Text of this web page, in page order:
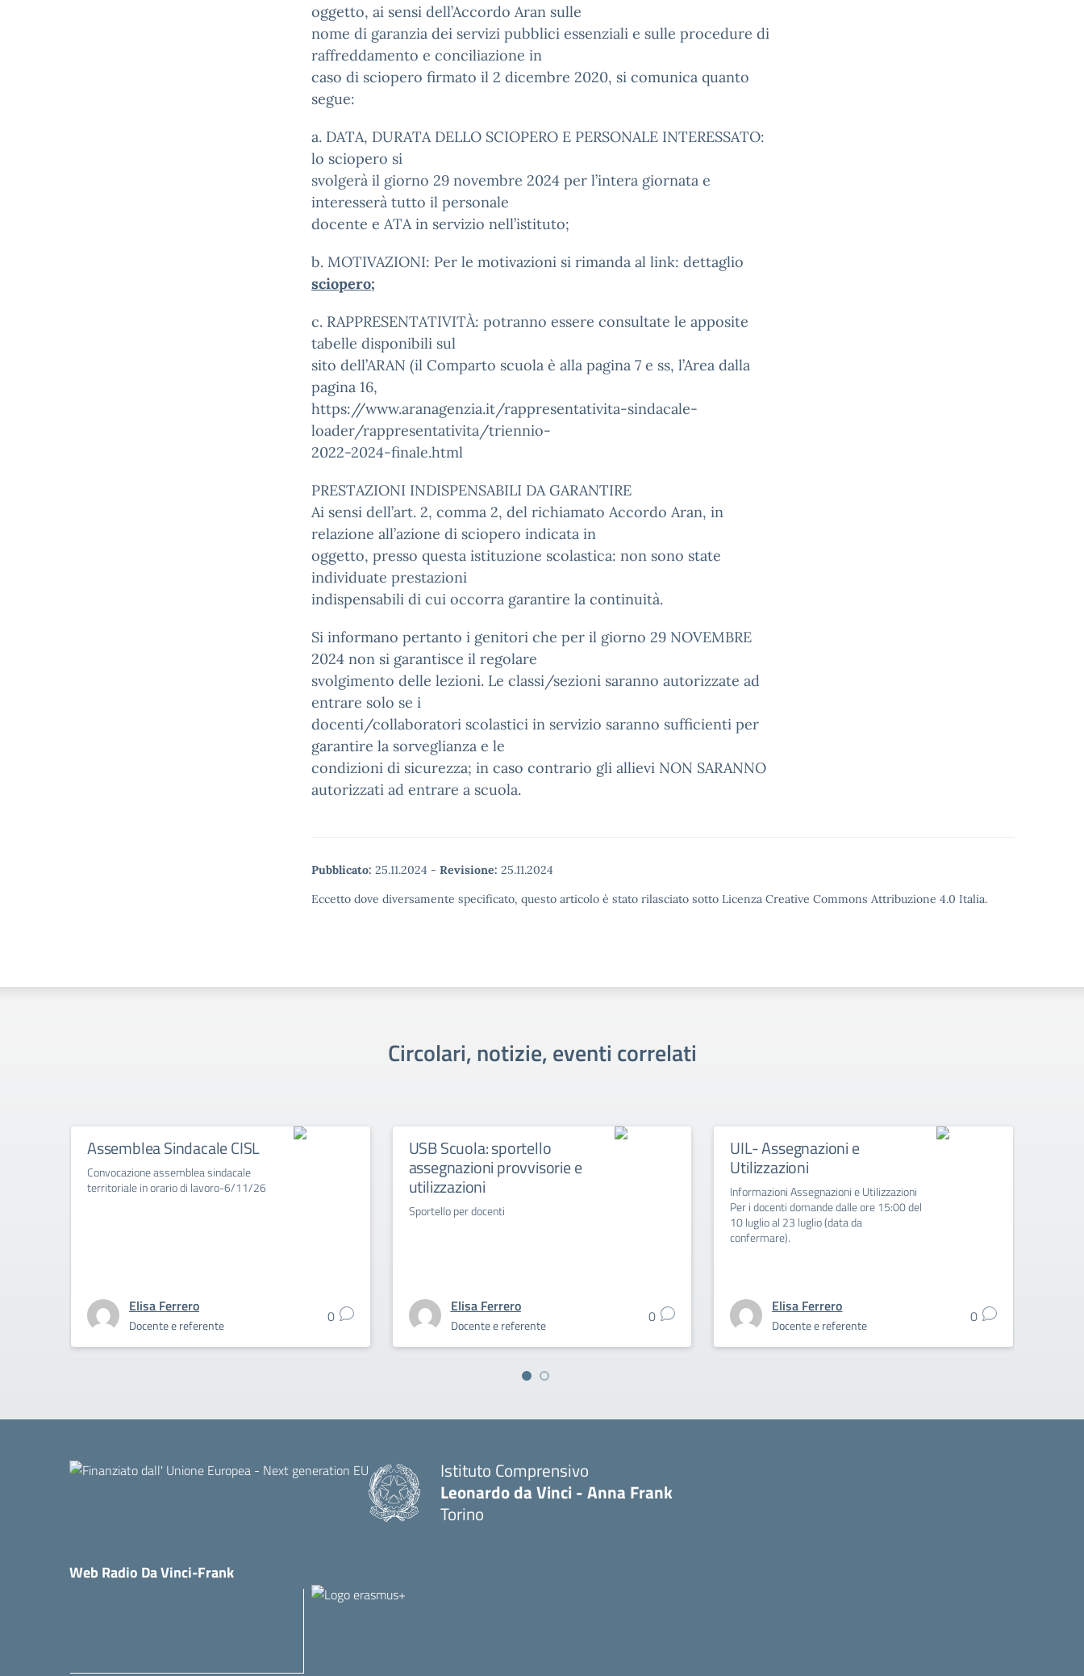
oggetto, ai sensi dell’Accordo Aran sulle
nome di garanzia dei servizi pubblici essenziali e sulle procedure di
raffreddamento e conciliazione in
caso di sciopero firmato il 2 dicembre 2020, si comunica quanto
segue:
a. DATA, DURATA DELLO SCIOPERO E PERSONALE INTERESSATO:
lo sciopero si
svolgerà il giorno 29 novembre 2024 per l’intera giornata e
interesserà tutto il personale
docente e ATA in servizio nell’istituto;
b. MOTIVAZIONI: Per le motivazioni si rimanda al link: dettaglio
sciopero;
c. RAPPRESENTATIVITÀ: potranno essere consultate le apposite
tabelle disponibili sul
sito dell’ARAN (il Comparto scuola è alla pagina 7 e ss, l’Area dalla
pagina 16,
https://www.aranagenzia.it/rappresentativita-sindacale-
loader/rappresentativita/triennio-
2022-2024-finale.html
PRESTAZIONI INDISPENSABILI DA GARANTIRE
Ai sensi dell’art. 2, comma 2, del richiamato Accordo Aran, in
relazione all’azione di sciopero indicata in
oggetto, presso questa istituzione scolastica: non sono state
individuate prestazioni
indispensabili di cui occorra garantire la continuità.
Si informano pertanto i genitori che per il giorno 29 NOVEMBRE
2024 non si garantisce il regolare
svolgimento delle lezioni. Le classi/sezioni saranno autorizzate ad
entrare solo se i
docenti/collaboratori scolastici in servizio saranno sufficienti per
garantire la sorveglianza e le
condizioni di sicurezza; in caso contrario gli allievi NON SARANNO
autorizzati ad entrare a scuola.
Pubblicato: 25.11.2024 - Revisione: 25.11.2024
Eccetto dove diversamente specificato, questo articolo è stato rilasciato sotto Licenza Creative Commons Attribuzione 4.0 Italia.
Circolari, notizie, eventi correlati
Assemblea Sindacale CISL
Convocazione assemblea sindacale
territoriale in orario di lavoro-6/11/26
Elisa Ferrero
Docente e referente 0
USB Scuola: sportello
assegnazioni provvisorie e
utilizzazioni
Sportello per docenti
Elisa Ferrero
Docente e referente 0
UIL- Assegnazioni e
Utilizzazioni
Informazioni Assegnazioni e Utilizzazioni
Per i docenti domande dalle ore 15:00 del
10 luglio al 23 luglio (data da
confermare).
Elisa Ferrero
Docente e referente 0
Istituto Comprensivo
Leonardo da Vinci - Anna Frank
Torino
Web Radio Da Vinci-Frank